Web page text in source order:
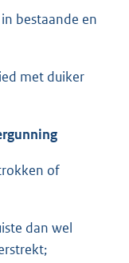
bestaande en
met duiker
of
dan wel